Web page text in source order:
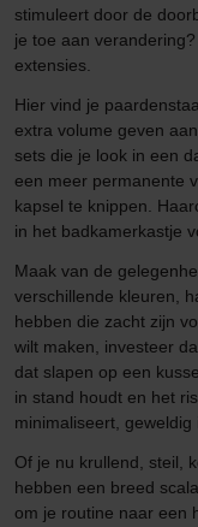
stimuleert door de
je toe aan
extensies.
Hier vind je
extra volume geven
sets die je look in een
een meer permanente
kapsel te knippen.
in het badkamerkastje
Maak van de
verschillende kleuren,
hebben die zacht zijn
wilt maken, investeer
dat slapen op een
in stand houdt en het
minimaliseert, geweldig
Of je nu krullend, steil,
hebben een breed
om je routine naar een